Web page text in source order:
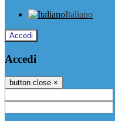
Italiano
Accedi
Accedi
button close ×